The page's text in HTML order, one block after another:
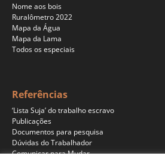
Nome aos bois
Ruralômetro 2022
Mapa da Água
Mapa da Lama
Todos os especiais
Referências
‘Lista Suja’ do trabalho escravo
Publicações
Documentos para pesquisa
Dúvidas do Trabalhador
Comunicar para Mudar